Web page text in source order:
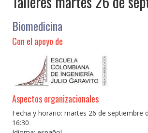
Biomedicina
Con el apoyo de
Aspectos organizacionales
Fecha y horario: martes 26 de septiembre
16:30